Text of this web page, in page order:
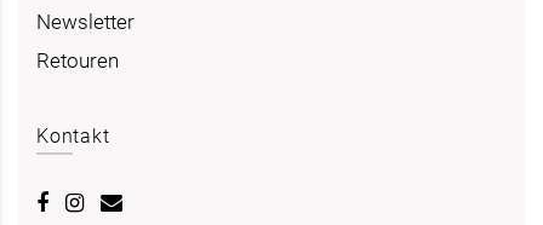
Newsletter
Retouren
Kontakt